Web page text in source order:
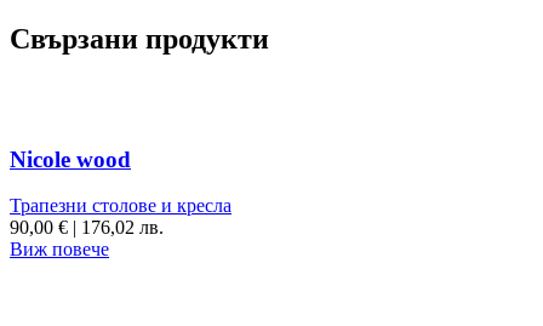
Свързани продукти
Nicole wood
Трапезни столове и кресла
90,00 € | 176,02 лв.
Виж повече